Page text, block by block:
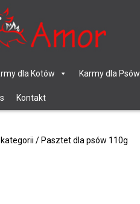
dla Kotów Karmy dla Psów
Kontakt
/ Pasztet dla psów 110g